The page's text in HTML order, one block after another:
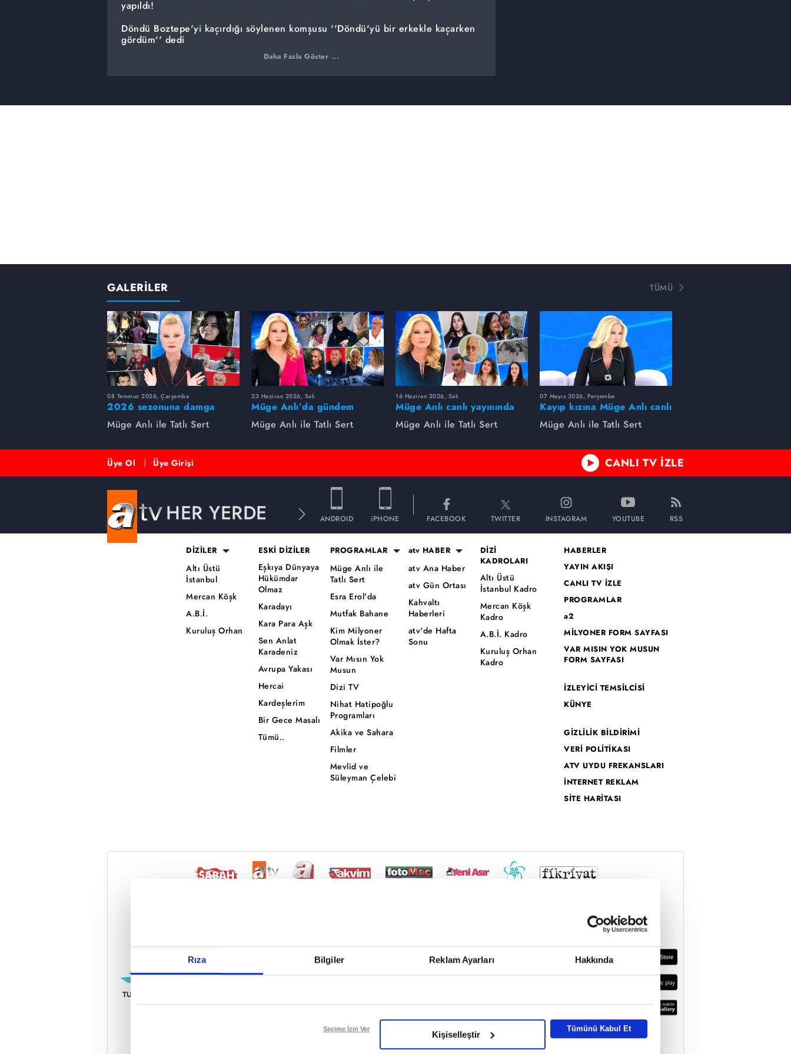
Rıza Bilgiler Reklam Ayarları Hakkında
Reddet
Seçime İzin Ver
Kişiselleştir
Tümünü Kabul Et
yapıldı!
Döndü Boztepe'yi kaçırdığı söylenen komşusu ''Döndü'yü bir erkekle kaçarken
gördüm'' dedi
Döndü Boztepe'nin oğlu Uğur seslendi. Mevlüt Bey'in eşinin Alanya'ya gittiğini
Mehmet Bey, Döndü Boztepe'yi kardeşi gibi gördüğünü arada konuştuklarını
Daha Fazla Göster ...
GALERİLER TÜMÜ
08 Temmuz 2026, Çarşamba
2026 sezonuna damga
vuran 5 Müge Anlı
dosyası...
Müge Anlı ile Tatlı Sert
23 Haziran 2026, Salı
Müge Anlı’da gündem
sarsıldı! Kayıp dosyaları ve
aile ihanetleri herkesi şoke
Müge Anlı ile Tatlı Sert
16 Haziran 2026, Salı
Müge Anlı canlı yayınında
dikkat çeken gelişmeler
yaşandı. Kayıp,
Müge Anlı ile Tatlı Sert
07 Mayıs 2026, Perşembe
Kayıp kızına Müge Anlı canlı
yayında kavuştu
Müge Anlı ile Tatlı Sert
Üye Ol Üye Girişi CANLI TV İZLE
HER YERDE ANDROID iPHONE FACEBOOK TWITTER INSTAGRAM YOUTUBE RSS
DİZİLER
Altı Üstü
İstanbul
Mercan Köşk
A.B.İ.
Kuruluş Orhan
ESKİ DİZİLER
Eşkıya Dünyaya
Hükümdar
Olmaz
Karadayı
Kara Para Aşk
Sen Anlat
Karadeniz
Avrupa Yakası
Hercai
Kardeşlerim
Bir Gece Masalı
Tümü..
PROGRAMLAR
Müge Anlı ile
Tatlı Sert
Esra Erol'da
Mutfak Bahane
Kim Milyoner
Olmak İster?
Var Mısın Yok
Musun
Dizi TV
Nihat Hatipoğlu
Programları
Akika ve Sahara
Filmler
Mevlid ve
Süleyman Çelebi
atv HABER
atv Ana Haber
atv Gün Ortası
Kahvaltı
Haberleri
atv'de Hafta
Sonu
DİZİ
KADROLARI
Altı Üstü
İstanbul Kadro
Mercan Köşk
Kadro
A.B.İ. Kadro
Kuruluş Orhan
Kadro
HABERLER
YAYIN AKIŞI
CANLI TV İZLE
PROGRAMLAR
a2
MİLYONER FORM SAYFASI
VAR MISIN YOK MUSUN
FORM SAYFASI
İZLEYİCİ TEMSİLCİSİ
KÜNYE
GİZLİLİK BİLDİRİMİ
VERİ POLİTİKASI
ATV UYDU FREKANSLARI
İNTERNET REKLAM
SİTE HARİTASI